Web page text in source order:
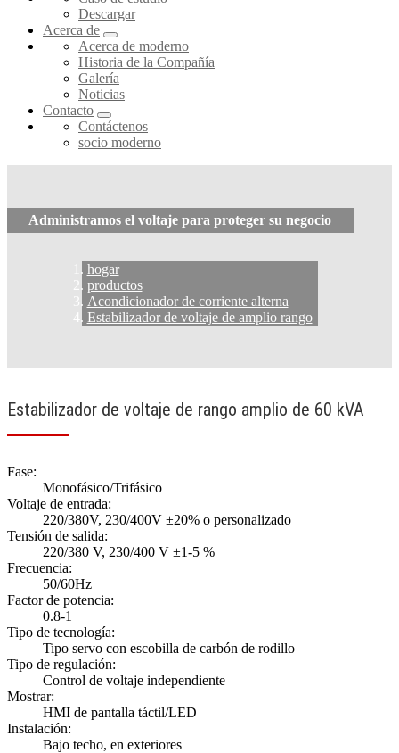
Descargar
Acerca de
Acerca de moderno
Historia de la Compañía
Galería
Noticias
Contacto
Contáctenos
socio moderno
Administramos el voltaje para proteger su negocio
hogar
productos
Acondicionador de corriente alterna
Estabilizador de voltaje de amplio rango
Estabilizador de voltaje de rango amplio de 60 kVA
Fase:
Monofásico/Trifásico
Voltaje de entrada:
220/380V, 230/400V ±20% o personalizado
Tensión de salida:
220/380 V, 230/400 V ±1-5 %
Frecuencia:
50/60Hz
Factor de potencia:
0.8-1
Tipo de tecnología:
Tipo servo con escobilla de carbón de rodillo
Tipo de regulación:
Control de voltaje independiente
Mostrar:
HMI de pantalla táctil/LED
Instalación:
Bajo techo, en exteriores